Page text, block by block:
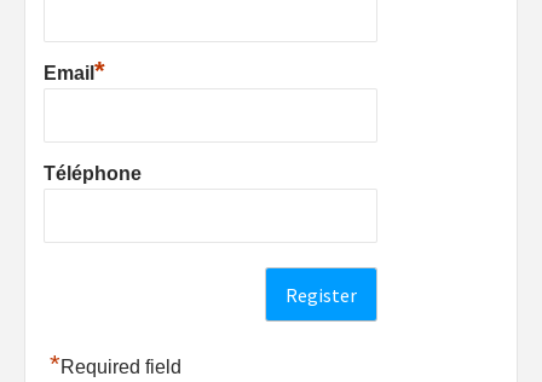
Email *
Téléphone
*Required field